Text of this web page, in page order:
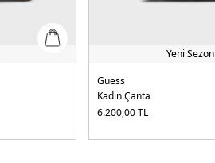
Yeni Sezon
Guess
Kadın Çanta
6.200,00TL